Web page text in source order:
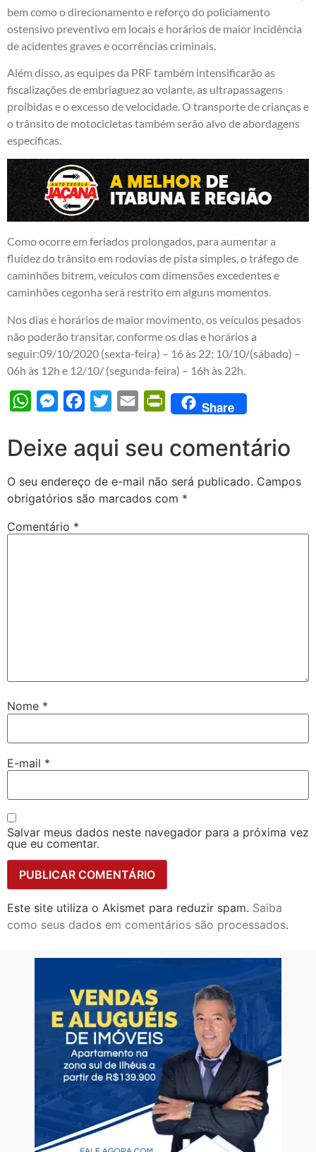
bem como o direcionamento e reforço do policiamento
ostensivo preventivo em locais e horários de maior incidência
de acidentes graves e ocorrências criminais.
Além disso, as equipes da PRF também intensificarão as
fiscalizações de embriaguez ao volante, as ultrapassagens
proibidas e o excesso de velocidade. O transporte de crianças e
o trânsito de motocicletas também serão alvo de abordagens
específicas.
Como ocorre em feriados prolongados, para aumentar a
fluidez do trânsito em rodovias de pista simples, o tráfego de
caminhões bitrem, veículos com dimensões excedentes e
caminhões cegonha será restrito em alguns momentos.
Nos dias e horários de maior movimento, os veículos pesados
não poderão transitar, conforme os dias e horários a
seguir:09/10/2020 (sexta-feira) – 16 às 22; 10/10/(sábado) –
06h às 12h e 12/10/ (segunda-feira) – 16h às 22h.
WhatsAppMessengerFacebook
Twitter Email PrintFriendly
Share
Deixe aqui seu comentário
O seu endereço de e-mail não será publicado. Campos
obrigatórios são marcados com *
Comentário *
Nome *
E-mail *
Salvar meus dados neste navegador para a próxima vez
que eu comentar.
Este site utiliza o Akismet para reduzir spam. Saiba
como seus dados em comentários são processados.